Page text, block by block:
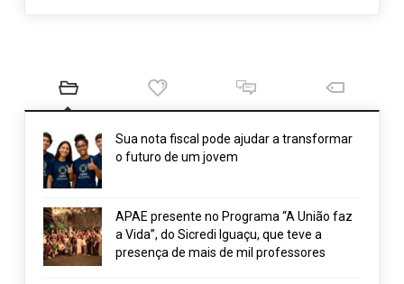
Sua nota fiscal pode ajudar a transformar
o futuro de um jovem
APAE presente no Programa “A União faz
a Vida”, do Sicredi Iguaçu, que teve a
presença de mais de mil professores